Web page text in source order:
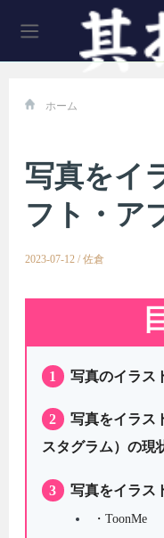
ホーム
写真をイ
フト・ア
2023-07-12 / 佐倉
1 写真のイラス
2
写真をイラス
スタグラム）の現
3 写真をイラス
・ToonMe